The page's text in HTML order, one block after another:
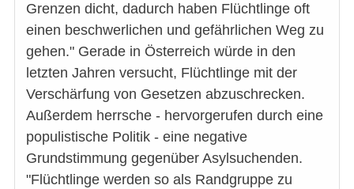
Grenzen dicht, dadurch haben Flüchtlinge oft
einen beschwerlichen und gefährlichen Weg zu
gehen." Gerade in Österreich würde in den
letzten Jahren versucht, Flüchtlinge mit der
Verschärfung von Gesetzen abzuschrecken.
Außerdem herrsche - hervorgerufen durch eine
populistische Politik - eine negative
Grundstimmung gegenüber Asylsuchenden.
"Flüchtlinge werden so als Randgruppe zu